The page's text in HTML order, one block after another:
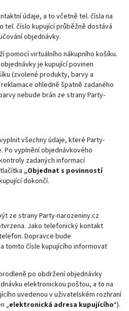
údaje, a to včetně tel. čísla na
tel. číslo kupující průběžně dostává
objednávky.
pomocí virtuálního nákupního košíku.
je kupující povinen
(zvolené produkty, barvy a
ohledně špatně zadaného
nebude brán ze strany Party-
všechny údaje, které Party-
Po vyplnění objednávkového
zadaných informací
„Objednat s povinností
dokončí.
ze strany Party-narozeniny.cz
Jako telefonický kontakt
Dopravce bude
tomto čísle kupujícího informovat
po obdržení objednávky
elektronickou poštou, a to na
uvedenou v uživatelském rozhraní
„elektronická adresa kupujícího“).